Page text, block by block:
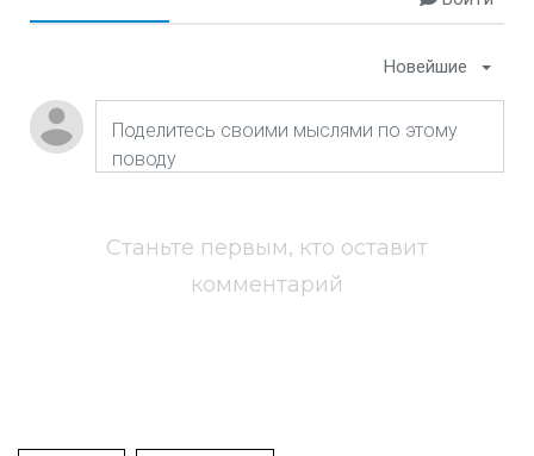
Новейшие
Станьте первым, кто оставит
комментарий